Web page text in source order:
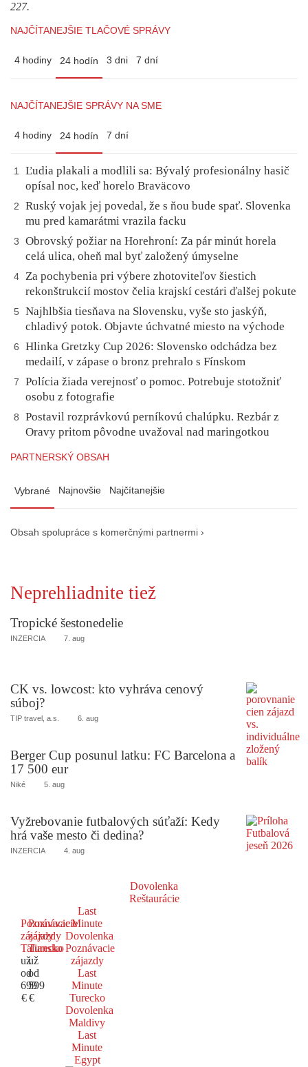
227.
NAJČÍTANEJŠIE TLAČOVÉ SPRÁVY
4 hodiny 24 hodín 3 dni 7 dní
NAJČÍTANEJŠIE SPRÁVY NA SME
4 hodiny 24 hodín 7 dní
1
Ľudia plakali a modlili sa: Bývalý profesionálny hasič
opísal noc, keď horelo Braväcovo
2
Ruský vojak jej povedal, že s ňou bude spať. Slovenka
mu pred kamarátmi vrazila facku
3
Obrovský požiar na Horehroní: Za pár minút horela
celá ulica, oheň mal byť založený úmyselne
4 Za pochybenia pri výbere zhotoviteľov šiestich
rekonštrukcií mostov čelia krajskí cestári ďalšej pokute
5
Najhlbšia tiesňava na Slovensku, vyše sto jaskýň,
chladivý potok. Objavte úchvatné miesto na východe
6
Hlinka Gretzky Cup 2026: Slovensko odchádza bez
medailí, v zápase o bronz prehralo s Fínskom
7
Polícia žiada verejnosť o pomoc. Potrebuje stotožniť
osobu z fotografie
8
Postavil rozprávkovú perníkovú chalúpku. Rezbár z
Oravy pritom pôvodne uvažoval nad maringotkou
PARTNERSKÝ OBSAH
Vybrané Najnovšie Najčítanejšie
Obsah spolupráce s komerčnými partnermi ›
Neprehliadnite tiež
Tropické šestonedelie
INZERCIA 7. aug
CK vs. lowcost: kto vyhráva cenový
súboj?
TIP travel, a.s. 6. aug
Berger Cup posunul latku: FC Barcelona a
17 500 eur
Niké 5. aug
Vyžrebovanie futbalových súťaží: Kedy
hrá vaše mesto či dedina?
INZERCIA 4. aug
Dovolenka
Reštaurácie
Poznávacie
zájazdy
Taliansko
už
od
699
€
Poznávacie
zájazdy
Turecko
už
od
599
€
Last
Minute
Dovolenka
Poznávacie
zájazdy
Last
Minute
Turecko
Dovolenka
Maldivy
Last
Minute
Egypt